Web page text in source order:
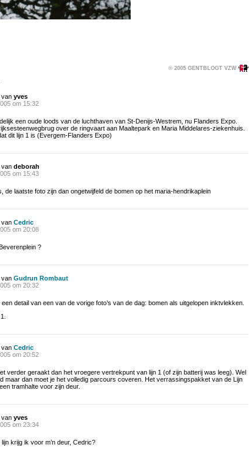
© 2005 GENTBLOGT VZW
van yves
om 15:32
een oude loods van de luchthaven van St-Denijs-Westrem, nu Flanders Expo.
over de ringvaart aan Maaltepark en Maria Middelares-ziekenhuis.
dit lijn 1 is (Evergem-Flanders Expo)
van deborah
om 15:43
de laatste foto zijn dan ongetwijfeld de bomen op het maria-hendrikaplein
van Cedric
om 20:08
?
van Gudrun Rombaut
om 20:32
detail van een van de vorige foto’s van de dag: bomen als uitgelopen inktvlekken.
van Cedric
om 20:52
verder geraakt dan het vroegere vertrekpunt van lijn 1 (of zijn batterij was leeg). Wel
maar dan moet je het volledig parcours coveren. Het verrassingspakket van de Lijn
tramhalte voor zijn deur.
van yves
om 23:34
krijg ik voor m’n deur, Cedric?